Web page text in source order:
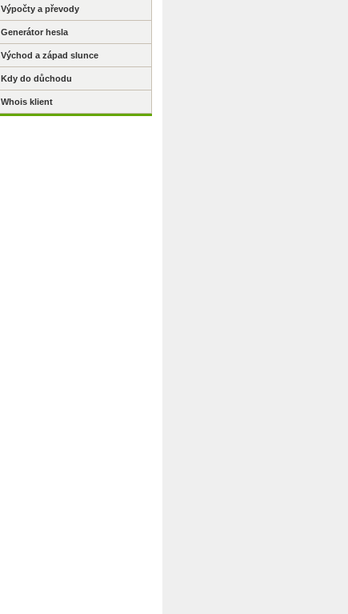
Výpočty a převody
Generátor hesla
Východ a západ slunce
Kdy do důchodu
Whois klient